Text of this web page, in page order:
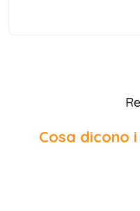
Cosa dicono